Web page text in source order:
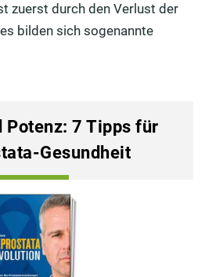
zuerst durch den Verlust der
bilden sich sogenannte